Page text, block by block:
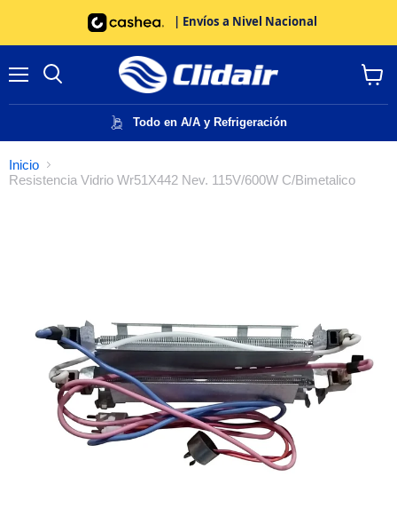
| Envíos a Nivel Nacional
Todo en A/A y Refrigeración
carrito
Inicio
Resistencia Vidrio Wr51X442 Nev. 115V/600W C/Bimetalico